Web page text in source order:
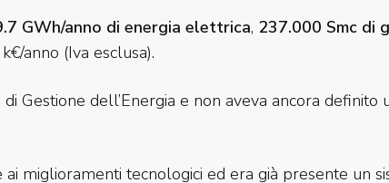
GWh/anno di energia elettrica, 237.000 Smc di
anno (Iva esclusa).
Gestione dell’Energia e non aveva ancora
miglioramenti tecnologici ed era già presente un